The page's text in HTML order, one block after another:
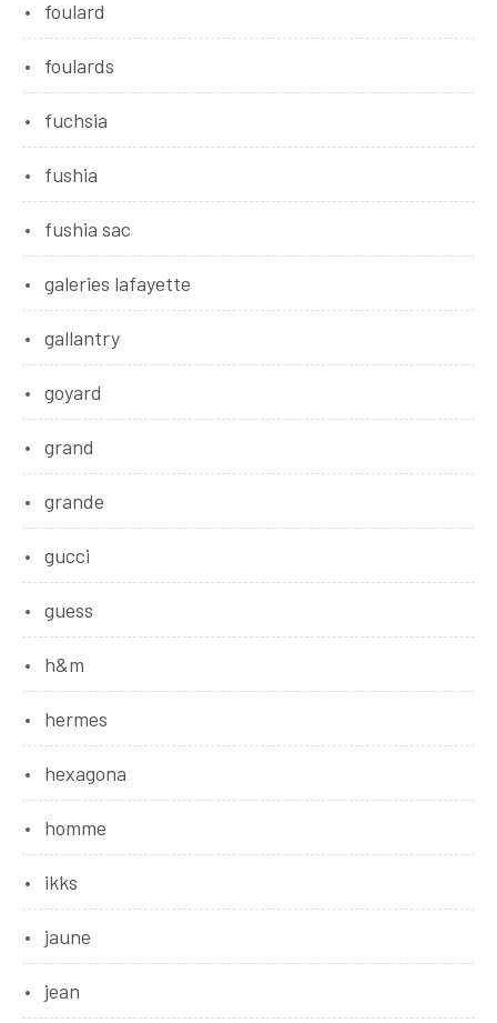
foulard
foulards
fuchsia
fushia
fushia sac
galeries lafayette
gallantry
goyard
grand
grande
gucci
guess
h&m
hermes
hexagona
homme
ikks
jaune
jean